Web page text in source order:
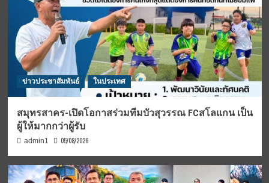
ข่าวประชาสัมพันธ์ ในประเทศ
สมุทรสาคร-เปิดโอกาสร่วมทีมบัวสุวรรณ FCสโลแกน เป็น
ผู้ให้มากกว่าผู้รับ
admin1 05/08/2026